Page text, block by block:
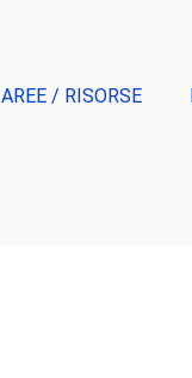
AREE / RISORSE